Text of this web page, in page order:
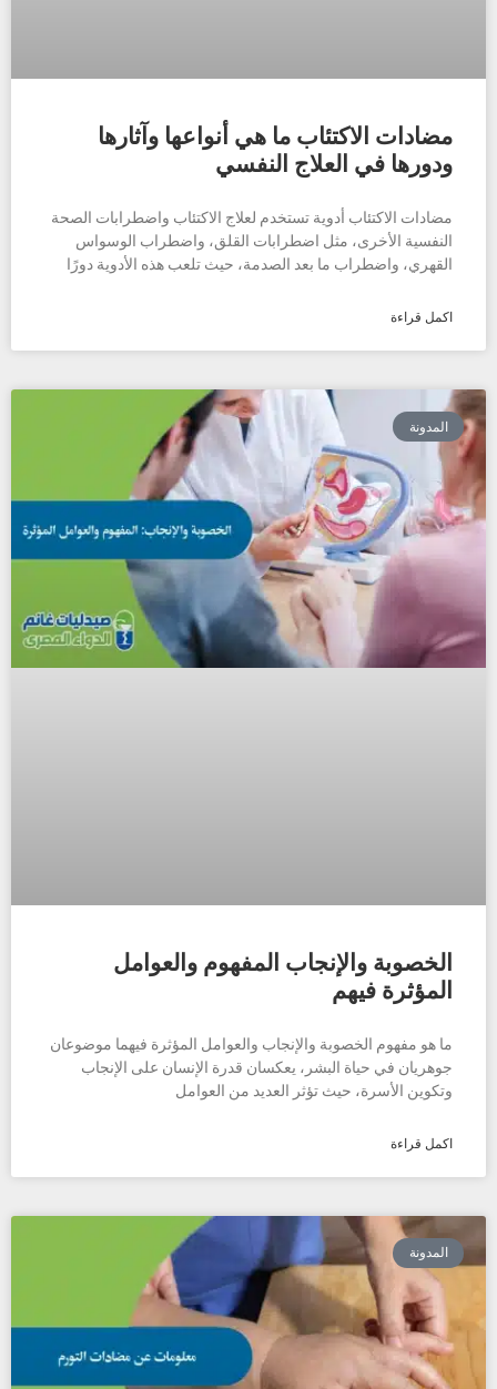
مضادات الاكتئاب ما هي أنواعها وآثارها
ودورها في العلاج النفسي
مضادات الاكتئاب أدوية تستخدم لعلاج الاكتئاب واضطرابات الصحة
النفسية الأخرى، مثل اضطرابات القلق، واضطراب الوسواس
القهري، واضطراب ما بعد الصدمة، حيث تلعب هذه الأدوية دورًا
اكمل قراءة
المدونة
الخصوبة والإنجاب المفهوم والعوامل
المؤثرة فيهم
ما هو مفهوم الخصوبة والإنجاب والعوامل المؤثرة فيهما موضوعان
جوهريان في حياة البشر، يعكسان قدرة الإنسان على الإنجاب
وتكوين الأسرة، حيث تؤثر العديد من العوامل
اكمل قراءة
المدونة